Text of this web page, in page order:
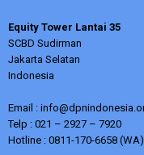
Equity Tower Lantai 35
SCBD Sudirman
Jakarta Selatan
Indonesia
Email :
Telp : 021 – 2927 – 7920
Hotline : 0811-170-6658 (WA)